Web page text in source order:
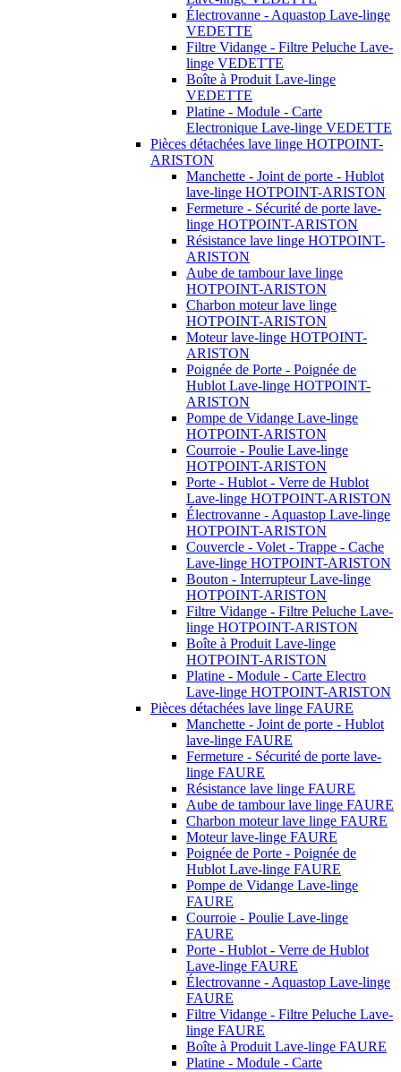
Électrovanne - Aquastop Lave-linge
VEDETTE
Filtre Vidange - Filtre Peluche Lave-
linge VEDETTE
Boîte à Produit Lave-linge
VEDETTE
Platine - Module - Carte
Electronique Lave-linge VEDETTE
Pièces détachées lave linge HOTPOINT-
ARISTON
Manchette - Joint de porte - Hublot
lave-linge HOTPOINT-ARISTON
Fermeture - Sécurité de porte lave-
linge HOTPOINT-ARISTON
Résistance lave linge HOTPOINT-
ARISTON
Aube de tambour lave linge
HOTPOINT-ARISTON
Charbon moteur lave linge
HOTPOINT-ARISTON
Moteur lave-linge HOTPOINT-
ARISTON
Poignée de Porte - Poignée de
Hublot Lave-linge HOTPOINT-
ARISTON
Pompe de Vidange Lave-linge
HOTPOINT-ARISTON
Courroie - Poulie Lave-linge
HOTPOINT-ARISTON
Porte - Hublot - Verre de Hublot
Lave-linge HOTPOINT-ARISTON
Électrovanne - Aquastop Lave-linge
HOTPOINT-ARISTON
Couvercle - Volet - Trappe - Cache
Lave-linge HOTPOINT-ARISTON
Bouton - Interrupteur Lave-linge
HOTPOINT-ARISTON
Filtre Vidange - Filtre Peluche Lave-
linge HOTPOINT-ARISTON
Boîte à Produit Lave-linge
HOTPOINT-ARISTON
Platine - Module - Carte Electro
Lave-linge HOTPOINT-ARISTON
Pièces détachées lave linge FAURE
Manchette - Joint de porte - Hublot
lave-linge FAURE
Fermeture - Sécurité de porte lave-
linge FAURE
Résistance lave linge FAURE
Aube de tambour lave linge FAURE
Charbon moteur lave linge FAURE
Moteur lave-linge FAURE
Poignée de Porte - Poignée de
Hublot Lave-linge FAURE
Pompe de Vidange Lave-linge
FAURE
Courroie - Poulie Lave-linge
FAURE
Porte - Hublot - Verre de Hublot
Lave-linge FAURE
Électrovanne - Aquastop Lave-linge
FAURE
Filtre Vidange - Filtre Peluche Lave-
linge FAURE
Boîte à Produit Lave-linge FAURE
Platine - Module - Carte